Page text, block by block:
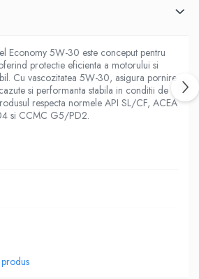
Economy 5W-30 este conceput pentru
protectie eficienta a motorului si
Cu vascozitatea 5W-30, asigura pornire
si performanta stabila in conditii de
respecta normele API SL/CF, ACEA
si CCMC G5/PD2.